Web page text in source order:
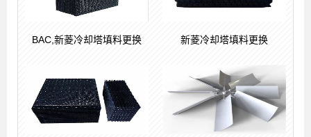
BAC,新菱冷却塔填料更换 新菱冷却塔填料更换